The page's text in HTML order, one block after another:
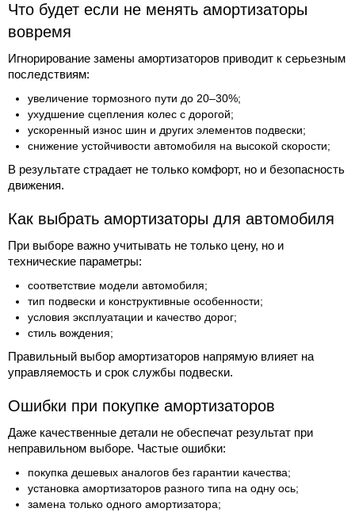
Что будет если не менять амортизаторы
вовремя
Игнорирование замены амортизаторов приводит к серьезным
последствиям:
увеличение тормозного пути до 20–30%;
ухудшение сцепления колес с дорогой;
ускоренный износ шин и других элементов подвески;
снижение устойчивости автомобиля на высокой скорости;
В результате страдает не только комфорт, но и безопасность
движения.
Как выбрать амортизаторы для автомобиля
При выборе важно учитывать не только цену, но и
технические параметры:
соответствие модели автомобиля;
тип подвески и конструктивные особенности;
условия эксплуатации и качество дорог;
стиль вождения;
Правильный выбор амортизаторов напрямую влияет на
управляемость и срок службы подвески.
Ошибки при покупке амортизаторов
Даже качественные детали не обеспечат результат при
неправильном выборе. Частые ошибки:
покупка дешевых аналогов без гарантии качества;
установка амортизаторов разного типа на одну ось;
замена только одного амортизатора;